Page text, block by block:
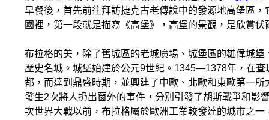
早餐後，首先前往拜訪捷克古老傳說中的發源地高堡區
國裡，第一段就是描寫《高堡》，高堡的景觀，是欣賞
布拉格的美，除了舊城區的老城廣場、城堡區的雄偉城
歷史名城。城堡始建於公元9世紀。1345—1378年，在
都，而達到鼎盛時期，並興建了中歐、北歐和東歐第一
發生2次將人扔出窗外的事件，分別引發了胡斯戰爭和影
次世界大戰以前，布拉格屬於歐洲工業較發達的城市之